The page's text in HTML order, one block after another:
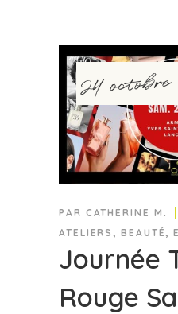
24
PAR CATHERINE M.
ATELIERS ,BEAUTÉ ,
Journée
Rouge